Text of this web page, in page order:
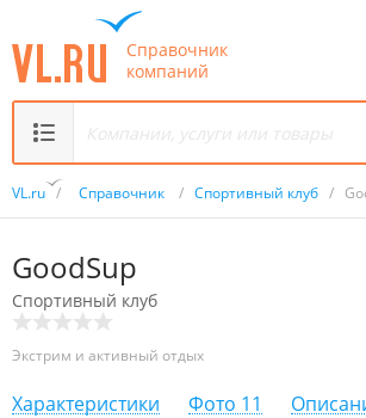
Справочник
компаний
VL.ru / Справочник / Спортивный клуб /
GoodSup
Спортивный клуб
Экстрим и активный отдых
Характеристики Фото 11